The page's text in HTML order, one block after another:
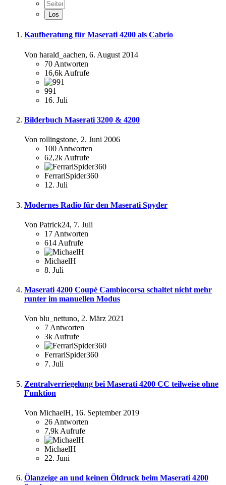
Kaufberatung für Maserati 4200 als Cabrio
Von harald_aachen, 6. August 2014
70 Antworten
16,6k Aufrufe
991
16. Juli
Bilderbuch Maserati 3200 & 4200
Von rollingstone, 2. Juni 2006
100 Antworten
62,2k Aufrufe
FerrariSpider360
12. Juli
Modernes Radio für den Maserati Spyder
Von Patrick24, 7. Juli
17 Antworten
614 Aufrufe
MichaelH
8. Juli
Maserati 4200 Coupé Cambiocorsa schaltet nicht mehr
runter im manuellen Modus
Von blu_nettuno, 2. März 2021
7 Antworten
3k Aufrufe
FerrariSpider360
7. Juli
Zentralverriegelung bei Maserati 4200 CC teilweise ohne
Funktion
Von MichaelH, 16. September 2019
26 Antworten
7,9k Aufrufe
MichaelH
22. Juni
Ölanzeige an und keinen Öldruck beim Maserati 4200